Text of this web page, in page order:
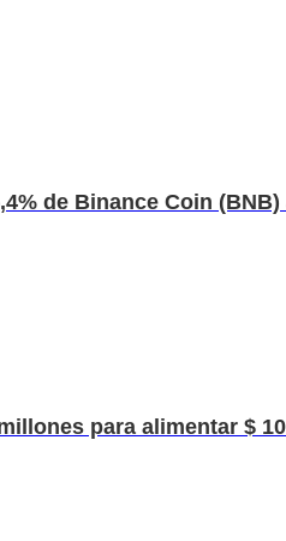
de Binance Coin
para alimentar $